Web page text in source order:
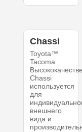
Chassi
Toyota™
Tacoma
Chassi
используется
для
внешнего
вида и